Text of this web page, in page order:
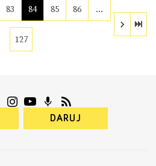
83 84 85 86 …
127
DARUJ